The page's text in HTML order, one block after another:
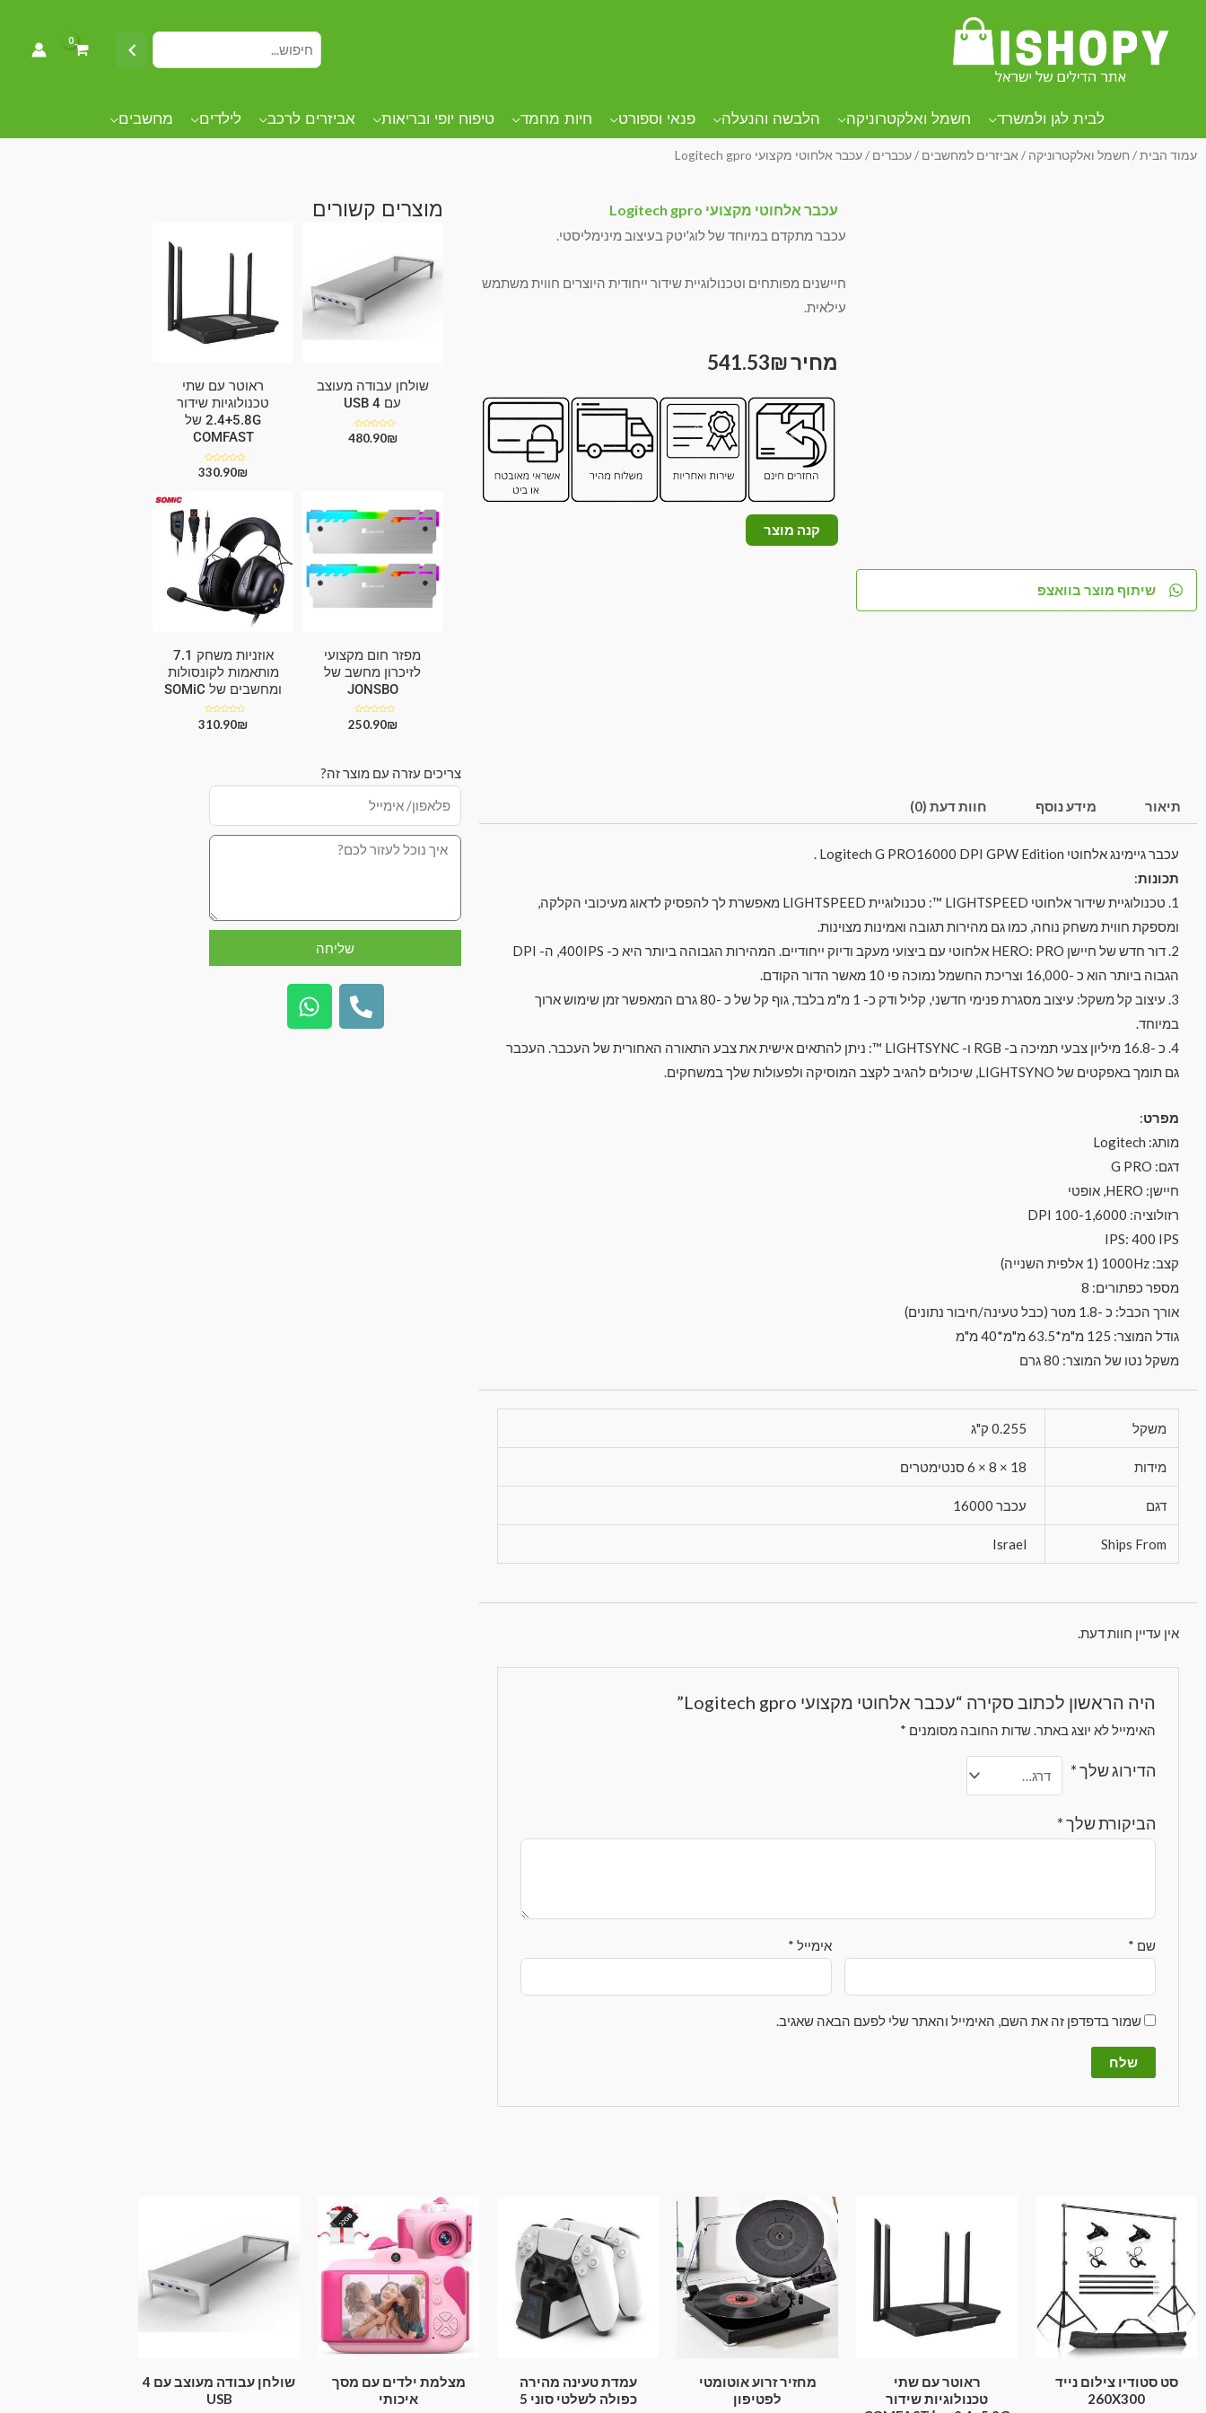
לבית לגן ולמשרד חשמל ואלקטרוניקה הלבשה והנעלה פנאי וספורט חיות מחמד טיפוח יופי ובריאות אביזרים לרכב לילדים מחשבים
עמוד הבית/ חשמל ואלקטרוניקה / אביזרים למחשבים /עכברים / עכבר אלחוטי מקצועי Logitech gpro
שיתוף מוצר בוואצפ
עכבר אלחוטי מקצועי Logitech gpro
עכבר מתקדם במיוחד של לוג'יטק בעיצוב מינימליסטי.
חיישנים מפותחים וטכנולוגיית שידור ייחודית היוצרים חווית משתמש
עילאית.
541.53₪
קנה מוצר
מוצרים קשורים
שולחן עבודה מעוצב
עם 4 USB
דורג
0
480.90₪
ראוטר עם שתי
טכנולוגיות שידור
2.4+5.8G של
COMFAST
דורג
0
330.90₪
מפזר חום מקצועי
לזיכרון מחשב של
JONSBO
דורג
0
250.90₪
אוזניות משחק 7.1
מותאמות לקונסולות
ומחשבים של SOMiC
דורג
0
310.90₪
תיאור מידע נוסף חוות דעת (0)
עכבר גיימינג אלחוטי Logitech G PRO16000 DPI GPW Edition .
תכונות:
1. טכנולוגיית שידור אלחוטי LIGHTSPEED ™: טכנולוגיית LIGHTSPEED מאפשרת לך להפסיק לדאוג מעיכובי הקלקה,
ומספקת חווית משחק נוחה, כמו גם מהירות תגובה ואמינות מצוינות.
2. דור חדש של חיישן HERO: PRO אלחוטי עם ביצועי מעקב ודיוק ייחודיים. המהירות הגבוהה ביותר היא כ- 400IPS, ה- DPI
הגבוה ביותר הוא כ -16,000 וצריכת החשמל נמוכה פי 10 מאשר הדור הקודם.
3. עיצוב קל משקל: עיצוב מסגרת פנימי חדשני, קליל ודק כ- 1 מ"מ בלבד, גוף קל של כ -80 גרם המאפשר זמן שימוש ארוך
במיוחד.
4. כ -16.8 מיליון צבעי תמיכה ב- RGB ו- LIGHTSYNC ™: ניתן להתאים אישית את צבע התאורה האחורית של העכבר. העכבר
גם תומך באפקטים של LIGHTSYNO, שיכולים להגיב לקצב המוסיקה ולפעולות שלך במשחקים.
מפרט:
מותג: Logitech
דגם: G PRO
חיישן: HERO, אופטי
רזולוציה: 100-1,6000 DPI
IPS: 400 IPS
קצב: 1000Hz (1 אלפית השנייה)
מספר כפתורים: 8
אורך הכבל: כ -1.8 מטר (כבל טעינה/חיבור נתונים)
גודל המוצר: 125 מ"מ*63.5 מ"מ*40 מ"מ
משקל נטו של המוצר: 80 גרם
משקל 0.255 ק"ג
מידות 18 × 8 × 6 סנטימטרים
דגם עכבר 16000
Ships From
Israel
אין עדיין חוות דעת.
היה הראשון לכתוב סקירה “עכבר אלחוטי מקצועי Logitech gpro”
האימייל לא יוצג באתר.שדות החובה מסומנים *
הדירוג שלך*
הביקורת שלך*
שם * אימייל *
שמור בדפדפן זה את השם, האימייל והאתר שלי לפעם הבאה שאגיב.
צריכים עזרה עם מוצר זה?
שליחה
סט סטודיו צילום נייד
260X300
ראוטר עם שתי
טכנולוגיות שידור
מחזיר זרוע אוטומטי
לפטיפון
עמדת טעינה מהירה
כפולה לשלטי סוני 5
מצלמת ילדים עם מסך
איכותי
שולחן עבודה מעוצב עם 4
USB